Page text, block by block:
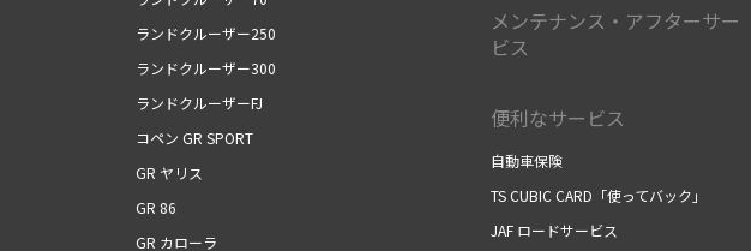
ランドクルーザー250
ランドクルーザー300
ランドクルーザーFJ
コペン GR SPORT
GR ヤリス
GR 86
GR カローラ
メンテナンス・アフターサー
ビス
便利なサービス
自動車保険
TS CUBIC CARD「使ってバック」
JAF ロードサービス